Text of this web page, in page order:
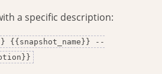
a specific description:
{{snapshot_name}} --